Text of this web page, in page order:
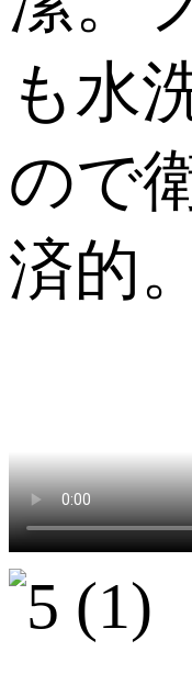
も水
ので
済的。